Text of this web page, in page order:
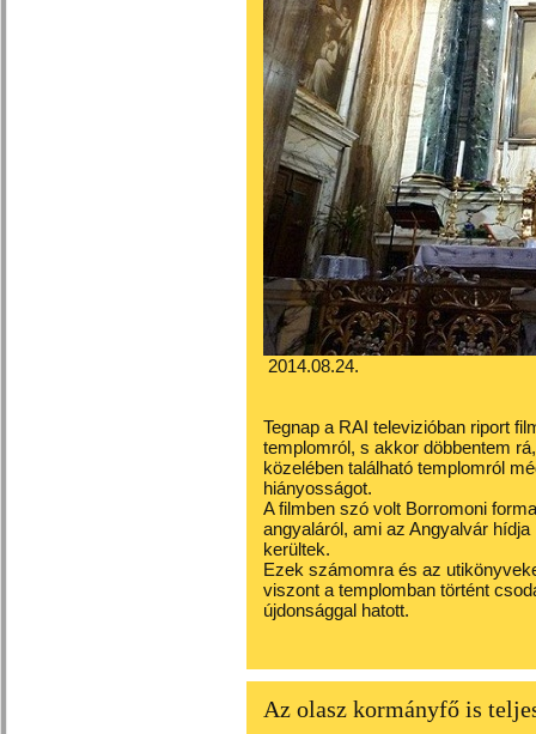
2014.08.24.
Tegnap a RAI televizióban riport
templomról, s akkor döbbentem
közelében található templomról
hiányosságot.
A filmben szó volt Borromoni
angyaláról, ami az Angyalvár
kerültek.
Ezek számomra és az
viszont a templomban történt
újdonsággal hatott.
Az olasz kormányfő is